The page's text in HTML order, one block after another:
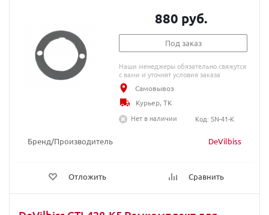
Бренд/Производитель DeVilbiss
Отложить Сравнить
880 руб.
Под заказ
Наши менеджеры обязательно свяжутся
с вами и уточнят условия заказа
Самовывоз
Курьер, ТК
Нет в наличии
Код: SN-41-K